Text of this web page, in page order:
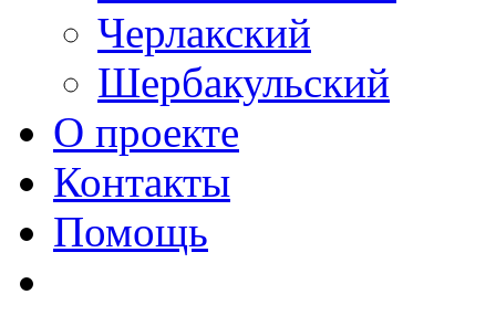
Черлакский
Шербакульский
О проекте
Контакты
Помощь